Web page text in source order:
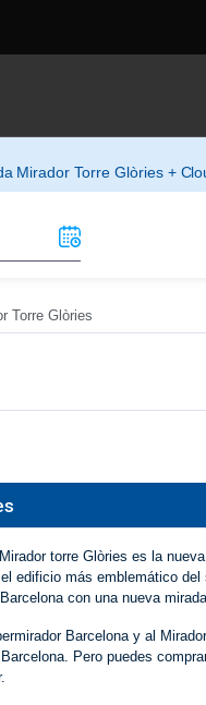
Mirador Torre Glòries +
Torre Glòries
torre Glòries es la
edificio más emblemático
con una nueva
Barcelona y al
Pero puedes